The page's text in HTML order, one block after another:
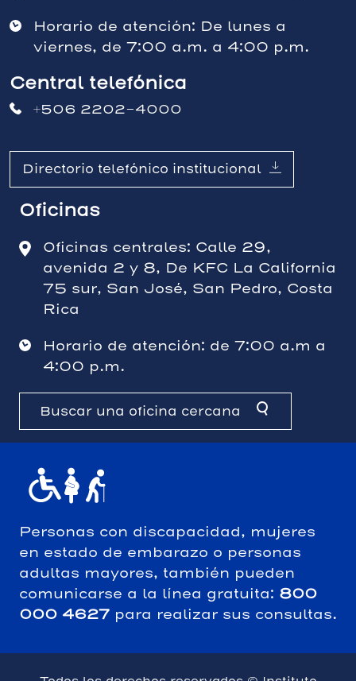
Horario de atención: De lunes a
viernes, de 7:00 a.m. a 4:00 p.m.
Central telefónica
+506 2202-4000
Directorio telefónico institucional
Oficinas
Oficinas centrales: Calle 29,
avenida 2 y 8, De KFC La California
75 sur, San José, San Pedro, Costa
Rica
Horario de atención: de 7:00 a.m a
4:00 p.m.
Buscar una oficina cercana
Personas con discapacidad, mujeres
en estado de embarazo o personas
adultas mayores, también pueden
comunicarse a la línea gratuita: 800
000 4627 para realizar sus consultas.